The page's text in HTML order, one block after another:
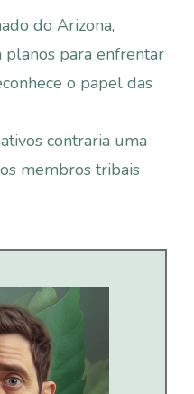
do Arizona,
planos para enfrentar
o papel das
contraria uma
membros tribais